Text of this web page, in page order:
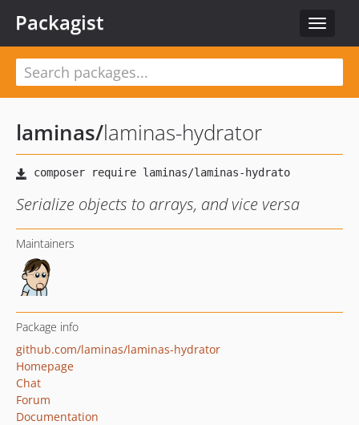
Toggle
Packagist
laminas/laminas-hydrator
Serialize objects to arrays, and vice versa
Maintainers
Package info
github.com/laminas/laminas-hydrator
Homepage
Chat
Forum
Documentation